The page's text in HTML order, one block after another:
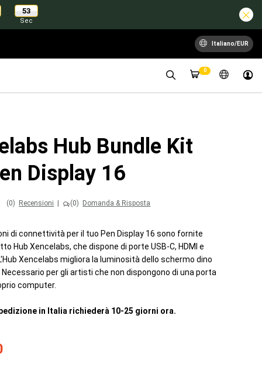
: 52
Sec
Italiano/EUR
0
Hub Bundle Kit
Display 16
(0) Recensioni (0) Domanda & Risposta
di connettività per il tuo Pen Display 16 sono fornite
Hub Xencelabs, che dispone di porte USB-C, HDMI e
Xencelabs migliora la luminosità dello schermo dino
per gli artisti che non dispongono di una porta
computer.
in Italia richiederà 10-25 giorni ora.